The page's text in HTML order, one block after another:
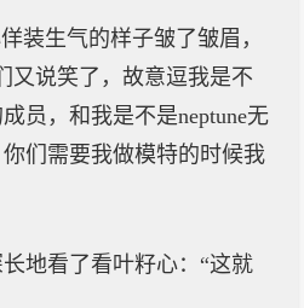
生气的样子皱了皱眉，
又说笑了，故意逗我是不
员，和我是不是neptune无
们需要我做模特的时候我
地看了看叶籽心：“这就